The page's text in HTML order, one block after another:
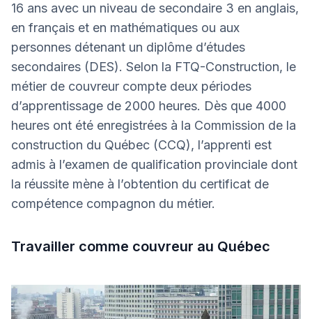
16 ans avec un niveau de secondaire 3 en anglais,
en français et en mathématiques ou aux
personnes détenant un diplôme d’études
secondaires (DES). Selon la FTQ-Construction, le
métier de couvreur compte deux périodes
d’apprentissage de 2000 heures. Dès que 4000
heures ont été enregistrées à la Commission de la
construction du Québec (CCQ), l’apprenti est
admis à l’examen de qualification provinciale dont
la réussite mène à l’obtention du certificat de
compétence compagnon du métier.
Travailler comme couvreur au Québec